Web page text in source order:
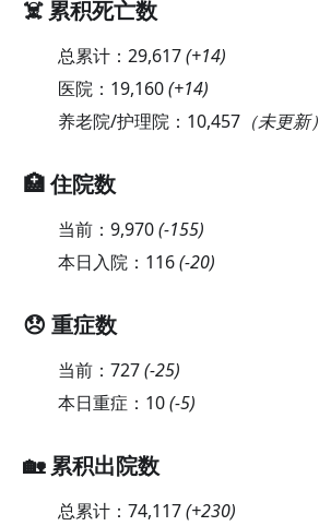
☠️ 累积死亡数
总累计： 29,617(+14)
医院： 19,160(+14)
养老院/护理院： 10,457（未更新）
🏥 住院数
当前： 9,970(-155)
本日入院： 116(-20)
😞 重症数
当前： 727(-25)
本日重症： 10(-5)
🏡 累积出院数
总累计： 74,117(+230)